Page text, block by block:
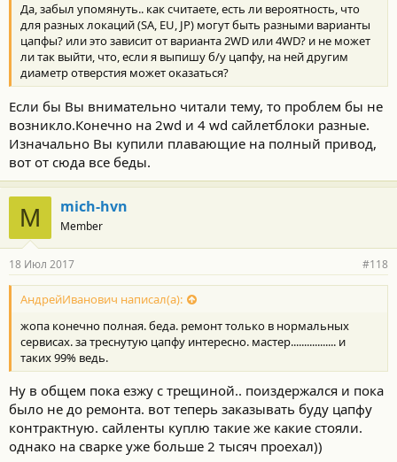
Да, забыл упомянуть.. как считаете, есть ли вероятность, что
для разных локаций (SA, EU, JP) могут быть разными варианты
цапфы? или это зависит от варианта 2WD или 4WD? и не может
ли так выйти, что, если я выпишу б/у цапфу, на ней другим
диаметр отверстия может оказаться?
Если бы Вы внимательно читали тему, то проблем бы не
возникло.Конечно на 2wd и 4 wd сайлетблоки разные.
Изначально Вы купили плавающие на полный привод,
вот от сюда все беды.
M mich-hvn
Member
18 Июл 2017 #118
АндрейИванович написал(а):
жопа конечно полная. беда. ремонт только в нормальных
сервисах. за треснутую цапфу интересно. мастер................. и
таких 99% ведь.
Ну в общем пока езжу с трещиной.. поиздержался и пока
было не до ремонта. вот теперь заказывать буду цапфу
контрактную. сайленты куплю такие же какие стояли.
однако на сварке уже больше 2 тысяч проехал))